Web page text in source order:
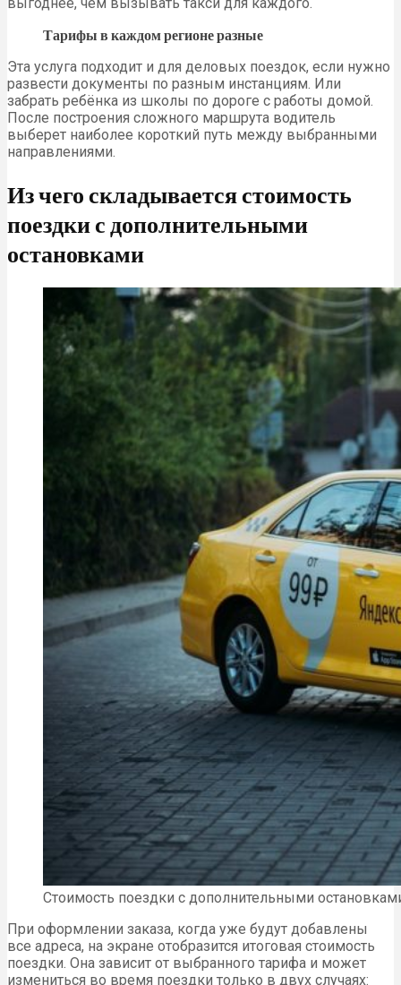
Тарифы в каждом регионе разные
Эта услуга подходит и для деловых поездок, если нужно
развести документы по разным инстанциям. Или
забрать ребёнка из школы по дороге с работы домой.
После построения сложного маршрута водитель
выберет наиболее короткий путь между выбранными
направлениями.
Из чего складывается стоимость
поездки с дополнительными
остановками
Стоимость поездки с дополнительными
При оформлении заказа, когда уже будут добавлены
все адреса, на экране отобразится итоговая стоимость
поездки. Она зависит от выбранного тарифа и может
измениться во время поездки только в двух случаях: